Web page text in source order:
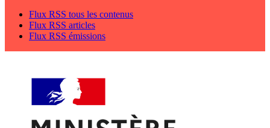
Flux RSS tous les contenus
Flux RSS articles
Flux RSS émissions